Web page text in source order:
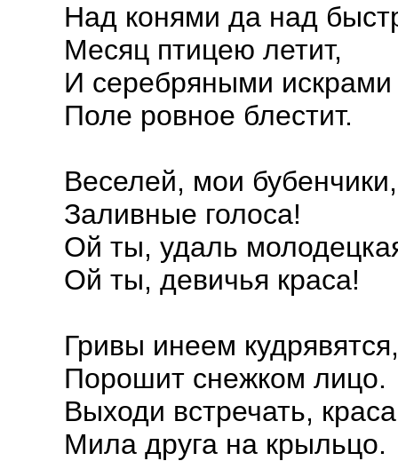
Над конями да над
Месяц птицею летит,
И серебряными искрами
Поле ровное блестит.
Веселей, мои бубенчики,
Заливные голоса!
Ой ты, удаль
Ой ты, девичья краса!
Гривы инеем кудрявятся,
Порошит снежком лицо.
Выходи встречать,
Мила друга на крыльцо.